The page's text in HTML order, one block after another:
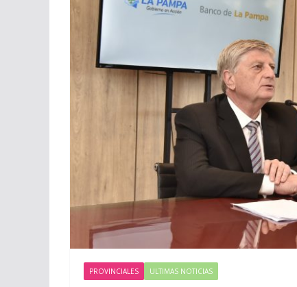
PROVINCIALES ULTIMAS NOTICIAS